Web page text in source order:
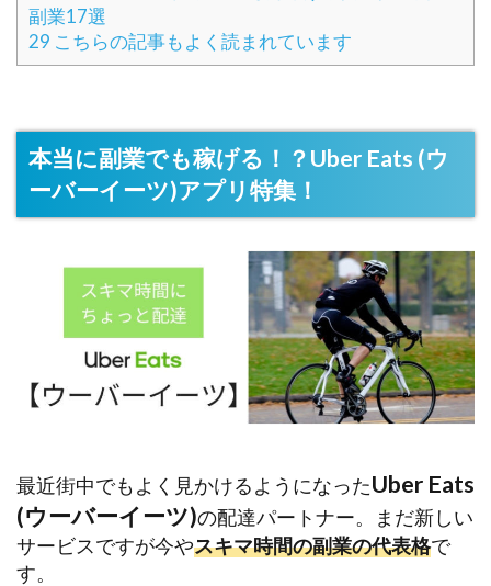
副業17選
29 こちらの記事もよく読まれています
本当に副業でも稼げる！？Uber Eats (ウ
ーバーイーツ)アプリ特集！
最近街中でもよく見かけるようになったUber Eats
(ウーバーイーツ)の配達パートナー。まだ新しい
サービスですが今やスキマ時間の副業の代表格で
す。